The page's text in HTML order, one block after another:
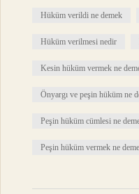
Hüküm verildi ne demek
Hüküm verilmesi nedir
Kesin hüküm vermek ne
Önyargı ve peşin hüküm ne
Peşin hüküm cümlesi ne
Peşin hüküm vermek ne